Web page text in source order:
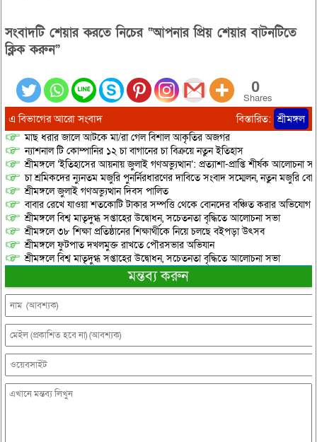
সংবাদটি শেয়ার করতে নিচের “আপনার প্রিয় শেয়ার বাটনটিতে
ক্লিক করুন”
0
Shares
এ বিভাগের আরো সংবাদ বিস্তারিত: শ্রীমঙ্গল
মাছ ধরার জালে আটকে মা/রা গেল বিশাল আকৃতির অজগর
ন্যাশনাল টি কোম্পানির ১২ চা বাগানের চা বিক্রয়ে নতুন ইতিহাস
শ্রীমঙ্গলে ‘ইতিহাসের আয়নায় জুলাই গণঅভ্যুত্থান’: প্রত্যাশা-প্রাপ্তি শীর্ষক আলোচনা
চা শ্রমিকদের ন্যুনতম মজুরি পুনর্নিরধারণের দাবিতে সংবাদ সম্মেলন, নতুন মজুরি
শ্রীমঙ্গলে জুলাই গণঅভ্যুত্থান দিবস পালিত
বাবার রেখে যাওয়া শতকোটি টাকার সম্পত্তি থেকে বোনদের বঞ্চিত করার অভিযোগ
শ্রীমঙ্গলে বিশ্ব মাতৃদুগ্ধ সপ্তাহের উদ্বোধন, সচেতনতা বৃদ্ধিতে আলোচনা সভা
শ্রীমঙ্গলে ৩৮ শিক্ষা প্রতিষ্ঠানের শিক্ষার্থীকে নিয়ে চলছে বইপড়া উৎসব
শ্রীমঙ্গলে ফুটপাত দখলমুক্ত রাখতে পৌরসভার অভিযান
শ্রীমঙ্গলে বিশ্ব মাতৃদুগ্ধ সপ্তাহের উদ্বোধন, সচেতনতা বৃদ্ধিতে আলোচনা সভা
মন্তব্য করুন